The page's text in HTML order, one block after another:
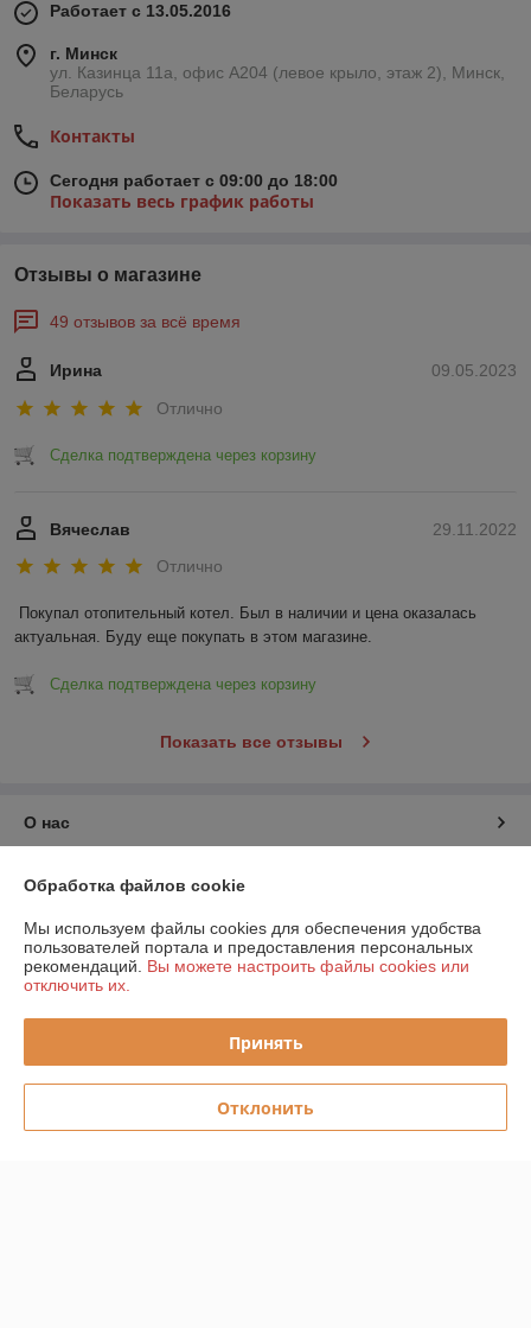
Работает с 13.05.2016
г. Минск
ул. Казинца 11а, офис А204 (левое крыло, этаж 2), Минск,
Беларусь
Контакты
Сегодня работает с 09:00 до 18:00
Показать весь график работы
Отзывы о магазине
49 отзывов за всё время
09.05.2023
Ирина
Отлично
Сделка подтверждена через корзину
29.11.2022
Вячеслав
Отлично
Покупал отопительный котел. Был в наличии и цена оказалась
актуальная. Буду еще покупать в этом магазине.
Сделка подтверждена через корзину
Показать все отзывы
О нас
Контакты
Доставка и оплата
График работы
Политика обработки cookies
Обработка файлов cookie
Мы используем файлы cookies для обеспечения удобства
пользователей портала и предоставления персональных
рекомендаций. Вы можете настроить файлы cookies или
отключить их.
Принять
Отклонить